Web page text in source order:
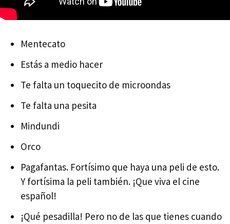
Mentecato
Estás a medio hacer
Te falta un toquecito de microondas
Te falta una pesita
Mindundi
Orco
Pagafantas. Fortísimo que haya una peli de esto.
Y fortísima la peli también. ¡Que viva el cine
español!
¡Qué pesadilla! Pero no de las que tienes cuando